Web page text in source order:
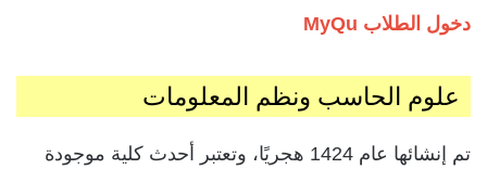
دخول الطلاب MyQu
علوم الحاسب ونظم المعلومات
تم إنشائها عام 1424 هجريًا، وتعتبر أحدث كلية موجودة